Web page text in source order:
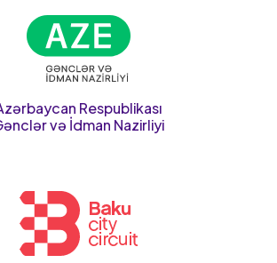
Respublikası
və İdman Nazirliyi